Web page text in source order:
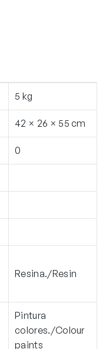
5 kg
42 × 26 × 55 cm
0
Resina./Resin
Pintura
colores./Colour
paints